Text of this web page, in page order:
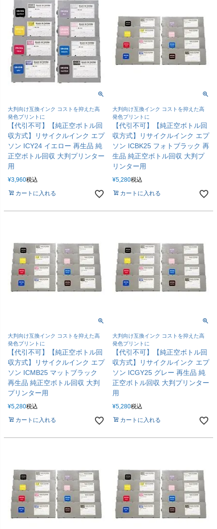
大判向け互換インク コストを抑えた高
発色プリントに
【代引不可】【純正空ボトル回
収方式】リサイクルインク エプ
ソン ICY24 イエロー 再生品 純
正空ボトル回収 大判プリンター
用
¥3,960税込
カートに入れる
大判向け互換インク コストを抑えた高
発色プリントに
【代引不可】【純正空ボトル回
収方式】リサイクルインク エプ
ソン ICBK25 フォトブラック 再
生品 純正空ボトル回収 大判プ
リンター用
¥5,280税込
カートに入れる
大判向け互換インク コストを抑えた高
発色プリントに
【代引不可】【純正空ボトル回
収方式】リサイクルインク エプ
ソン ICMB25 マットブラック
再生品 純正空ボトル回収 大判
プリンター用
¥5,280税込
カートに入れる
大判向け互換インク コストを抑えた高
発色プリントに
【代引不可】【純正空ボトル回
収方式】リサイクルインク エプ
ソン ICGY25 グレー 再生品 純
正空ボトル回収 大判プリンター
用
¥5,280税込
カートに入れる